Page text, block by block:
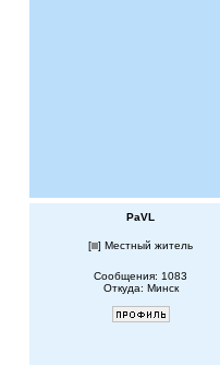
PaVL
[ ] Местный житель
Сообщения: 1083
Откуда: Минск